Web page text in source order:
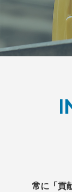
常に「貢